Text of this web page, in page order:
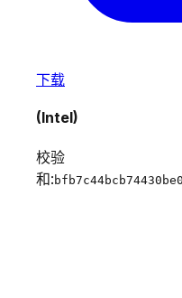
下载
(Intel)
校验
和: